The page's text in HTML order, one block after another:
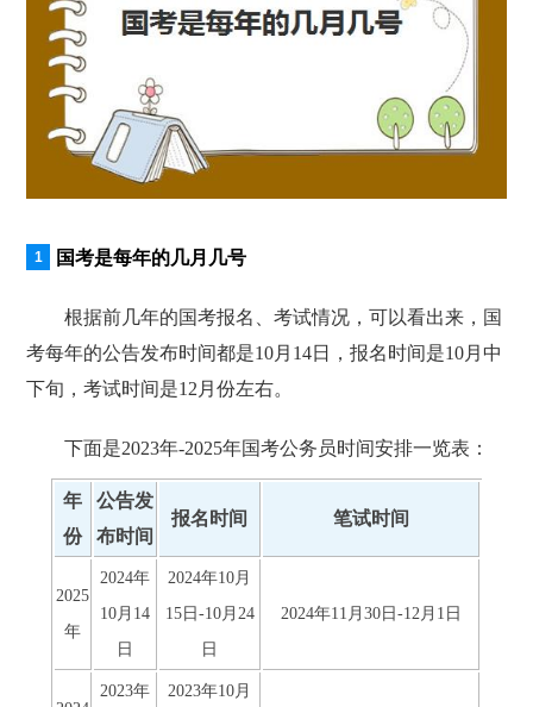
国考是每年的几月几号
根据前几年的国考报名、考试情况，可以看出来，国
考每年的公告发布时间都是10月14日，报名时间是10月中
下旬，考试时间是12月份左右。
下面是2023年-2025年国考公务员时间安排一览表：
年
份
公告发
布时间
报名时间 笔试时间
2025
年
2024年
10月14
日
2024年10月
15日-10月24
日
2024年11月30日-12月1日
2023年
2023年10月